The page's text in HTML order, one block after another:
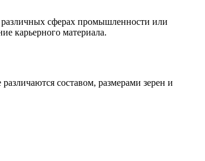
различных сферах промышленности или
карьерного материала.
составом, размерами зерен и